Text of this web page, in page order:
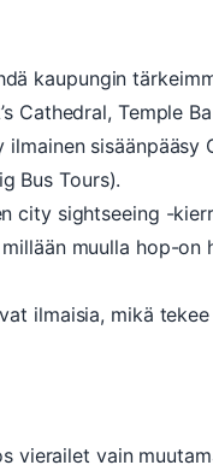
kaupungin
Cathedral, Temple
ilmainen sisäänpääsy
Bus Tours).
city sightseeing -
muulla hop-
ilmaisia, mikä
vierailet vain